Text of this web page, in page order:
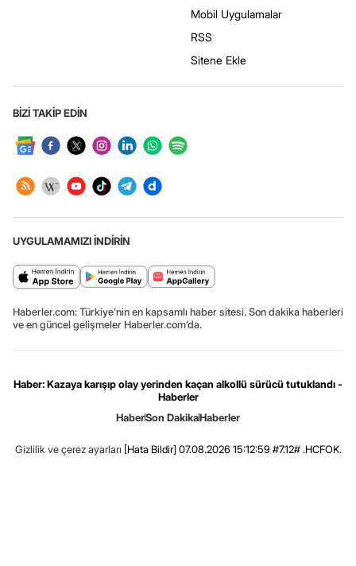
Mobil Uygulamalar
RSS
Sitene Ekle
BİZİ TAKİP EDİN
UYGULAMAMIZI İNDİRİN
Haberler.com: Türkiye’nin en kapsamlı haber sitesi. Son dakika haberleri
ve en güncel gelişmeler Haberler.com’da.
Haber: Kazaya karışıp olay yerinden kaçan alkollü sürücü tutuklandı -
Haberler
HaberSon DakikaHaberler
Gizlilik ve çerez ayarları [Hata Bildir] 07.08.2026 15:12:59 #7.12# .HCFOK.